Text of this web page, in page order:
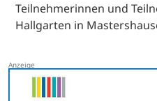
Teilnehmerinnen und
Hallgarten in